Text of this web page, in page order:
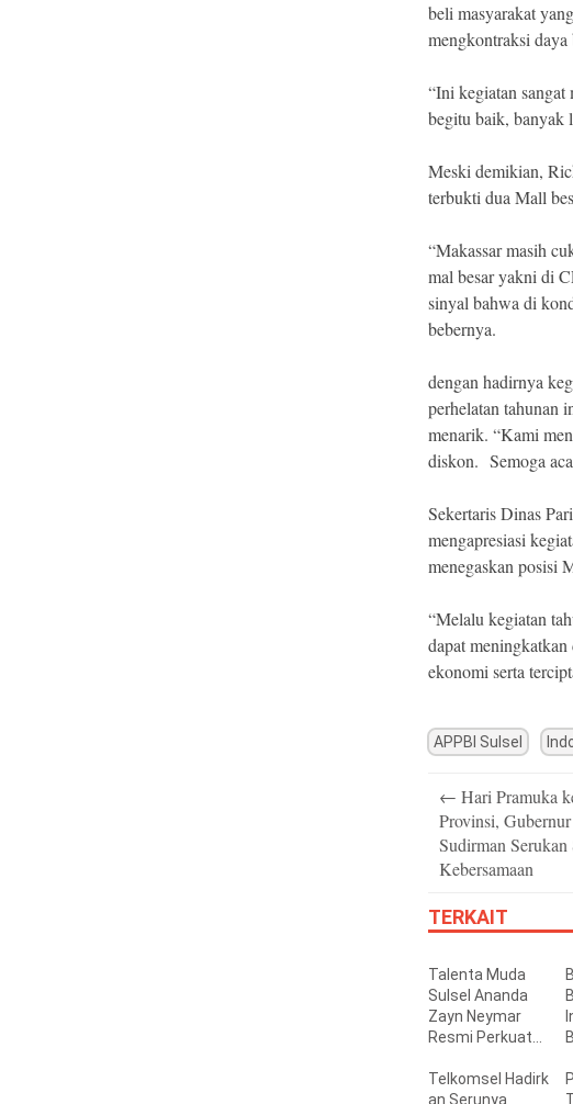
beli masyarakat
mengkontraksi daya
“Ini kegiatan
begitu baik, banyak
Meski demikian,
terbukti dua Mall
“Makassar masih
mal besar yakni di
sinyal bahwa di
bebernya.
dengan hadirnya
perhelatan tahunan
menarik. “Kami
diskon. Semoga
Sekertaris Dinas
mengapresiasi
menegaskan posisi
“Melalu kegiatan
dapat meningkatkan
ekonomi serta
APPBI Sulsel
navigation
← Hari Pramuka
Provinsi,
Sudirman Serukan
Kebersamaan
TERKAIT
Talenta Muda
Sulsel Ananda
Zayn Neymar
Resmi Perkuat
Indonesia di Kelas
ITCR 1500 cc
Telkomsel Hadirk
an Serunya